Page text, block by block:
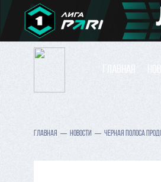
ГЛАВНАЯ
ГЛАВНАЯ НОВОСТИ ЧЕРНАЯ ПОЛОСА